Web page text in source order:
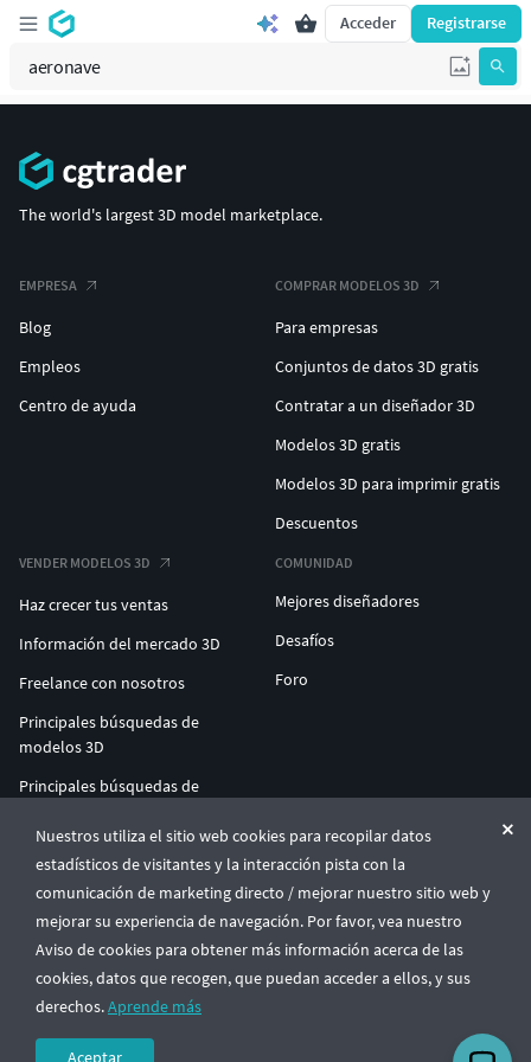
Acceder Registrarse
Nuestros utiliza el sitio web cookies para recopilar datos
estadísticos de visitantes y la interacción pista con la
comunicación de marketing directo / mejorar nuestro sitio web y
mejorar su experiencia de navegación. Por favor, vea nuestro
Aviso de cookies para obtener más información acerca de las
cookies, datos que recogen, que puedan acceder a ellos, y sus
derechos.Aprende más
Aceptar
The world's largest 3D model marketplace.
EMPRESA
Blog
Empleos
Centro de ayuda
COMPRAR MODELOS 3D
Para empresas
Conjuntos de datos 3D gratis
Contratar a un diseñador 3D
Modelos 3D gratis
Modelos 3D para imprimir gratis
Descuentos
VENDER MODELOS 3D
Haz crecer tus ventas
Información del mercado 3D
Freelance con nosotros
Principales búsquedas de
modelos 3D
Principales búsquedas de
COMUNIDAD
Mejores diseñadores
Desafíos
Foro
ENTERPRISE 3D AT SCALE
© CGTrader 2011-2026
UAB CGTrader, Antakalnio st. 17, Vilnius, Lithuania
Términos y condicionesPolítica de privacidad🇪🇸 Español